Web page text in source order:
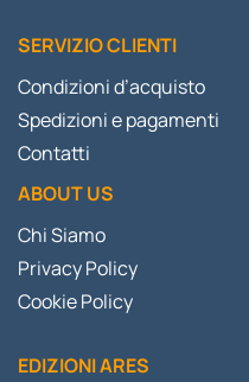
SERVIZIO CLIENTI
Condizioni d’acquisto
Spedizioni e pagamenti
Contatti
ABOUT US
Chi Siamo
Privacy Policy
Cookie Policy
EDIZIONI ARES